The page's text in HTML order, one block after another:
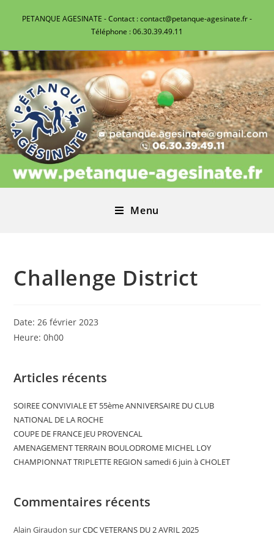
PETANQUE AGESINATE - Contact : contact@petanque-agesinate.fr -
Téléphone : 06.30.39.49.11
Menu
Challenge District
Date:26 février 2023
Heure:0h00
Articles récents
SOIREE CONVIVIALE ET 55ème ANNIVERSAIRE DU CLUB
NATIONAL DE LA ROCHE
COUPE DE FRANCE JEU PROVENCAL
AMENAGEMENT TERRAIN BOULODROME MICHEL LOY
CHAMPIONNAT TRIPLETTE REGION samedi 6 juin à CHOLET
Commentaires récents
Alain Giraudon surCDC VETERANS DU 2 AVRIL 2025